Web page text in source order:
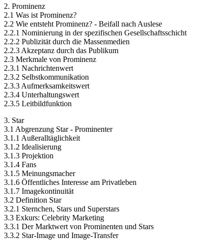
2. Prominenz
2.1 Was ist Prominenz?
2.2 Wie entsteht Prominenz? - Beifall nach Auslese
2.2.1 Nominierung in der spezifischen Gesellschaftsschicht
2.2.2 Publizität durch die Massenmedien
2.2.3 Akzeptanz durch das Publikum
2.3 Merkmale von Prominenz
2.3.1 Nachrichtenwert
2.3.2 Selbstkommunikation
2.3.3 Aufmerksamkeitswert
2.3.4 Unterhaltungswert
2.3.5 Leitbildfunktion
3. Star
3.1 Abgrenzung Star - Prominenter
3.1.1 Außeralltäglichkeit
3.1.2 Idealisierung
3.1.3 Projektion
3.1.4 Fans
3.1.5 Meinungsmacher
3.1.6 Öffentliches Interesse am Privatleben
3.1.7 Imagekontinuität
3.2 Definition Star
3.2.1 Sternchen, Stars und Superstars
3.3 Exkurs: Celebrity Marketing
3.3.1 Der Marktwert von Prominenten und Stars
3.3.2 Star-Image und Image-Transfer